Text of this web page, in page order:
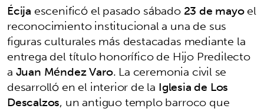
Écija escenificó el pasado sábado23 de mayoel
reconocimiento institucional a una de sus
figuras culturales más destacadas mediante la
entrega del título honorífico de Hijo Predilecto
aJuan Méndez Varo. La ceremonia civil se
desarrolló en el interior de la Iglesia de Los
Descalzos, un antiguo templo barroco que